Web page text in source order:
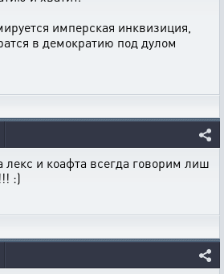
имперская инквизиция,
в демократию под дулом
и коафта всегда говорим лиш
:)